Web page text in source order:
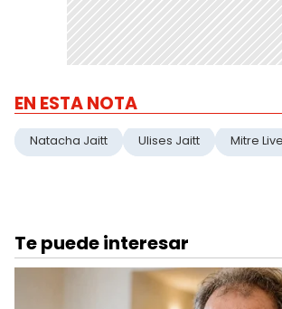
EN ESTA NOTA
Natacha Jaitt Ulises Jaitt Mitre Live